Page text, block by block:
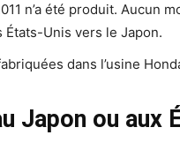
n’a été produit. Aucun
Unis vers le Japon.
dans l’usine
Japon ou aux